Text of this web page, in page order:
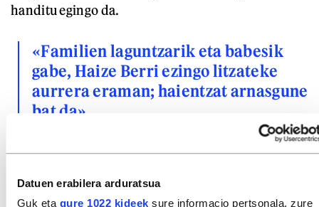
Datuen erabilera arduratsua
Guk eta gure 1022 kideek sure informacio pertsonala, zure
handitu egingo da.
«Familien laguntzarik eta babesik
gabe, Haize Berri ezingo litzateke
aurrera eraman; haientzat arnasgune
bat da»
beste batzuetan, berriz, Euskal Herrian barrena